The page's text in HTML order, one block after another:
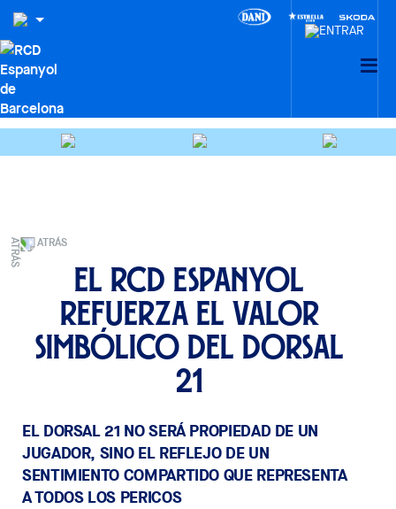
ATRÁS
El RCD Espanyol
refuerza el valor
simbólico del dorsal
21
EL DORSAL 21 NO SERÁ PROPIEDAD DE UN
JUGADOR, SINO EL REFLEJO DE UN
SENTIMIENTO COMPARTIDO QUE REPRESENTA
A TODOS LOS PERICOS